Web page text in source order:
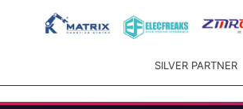
SILVER PARTNER